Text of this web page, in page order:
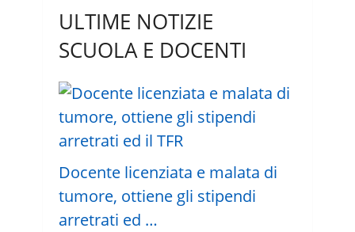
ULTIME NOTIZIE
SCUOLA E DOCENTI
Docente licenziata e malata di
tumore, ottiene gli stipendi
arretrati ed …